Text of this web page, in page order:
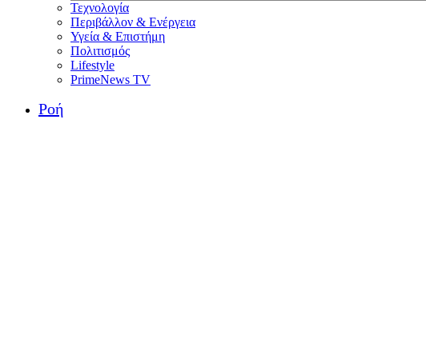
Τεχνολογία
Περιβάλλον & Ενέργεια
Υγεία & Επιστήμη
Πολιτισμός
Lifestyle
PrimeNews TV
Ροή